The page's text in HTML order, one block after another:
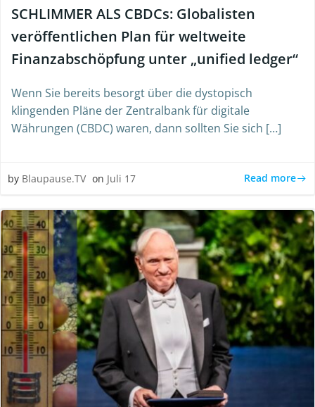
SCHLIMMER ALS CBDCs: Globalisten
veröffentlichen Plan für weltweite
Finanzabschöpfung unter „unified ledger“
Wenn Sie bereits besorgt über die dystopisch
klingenden Pläne der Zentralbank für digitale
Währungen (CBDC) waren, dann sollten Sie sich […]
by Blaupause.TV on Juli 17 Read more